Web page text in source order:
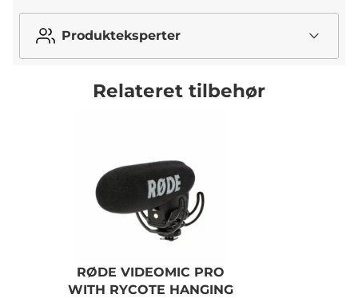
Produkteksperter
Relateret tilbehør
RØDE VIDEOMIC PRO
WITH RYCOTE HANGING